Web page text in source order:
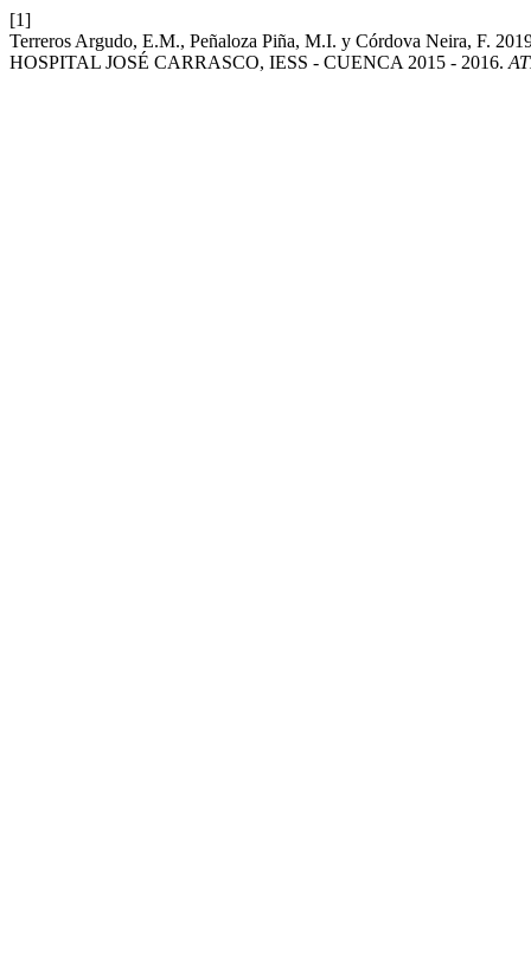
[1]
Terreros Argudo, E.M., Peñaloza Piña, M.I. y Córdova Neira, F.
HOSPITAL JOSÉ CARRASCO, IESS - CUENCA 2015 - 2016.